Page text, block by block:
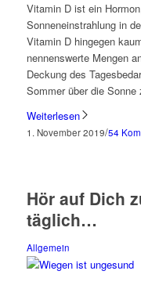
Vitamin D ist ein
Sonneneinstrahlung in
Vitamin D hingegen
nennenswerte Mengen
Deckung des
Sommer über die
Weiterlesen
1. November 2019/54
Hör auf Dich
täglich…
Allgemein